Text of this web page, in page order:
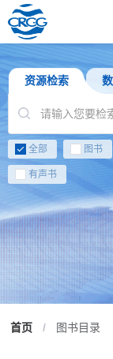
资源检索
全部 图书
有声书
首页 / 图书目录